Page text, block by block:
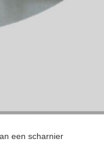
een scharnier